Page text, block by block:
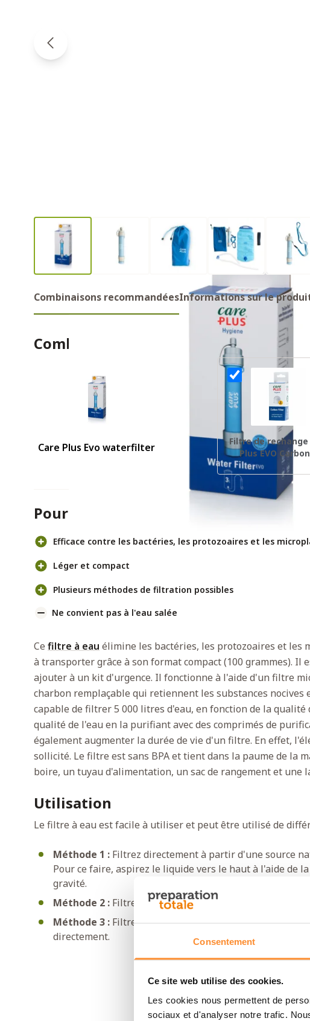
Consentement
Ce site web utilise des cookies.
Les cookies nous permettent de
sociaux et d'analyser notre trafic.
Combinaisons recommandéesInformations sur le
Combinaisons recommandes
Care Plus Evo waterfilter
Filtre de rechange
Plus EVO
pièces)
Pour et contre
Efficace contre les bactéries, les protozoaires et les
Léger et compact
Plusieurs méthodes de filtration possibles
Ne convient pas à l'eau salée
Ce filtre à eau élimine les bactéries, les protozoaires et les
à transporter grâce à son format compact (100 grammes). Il
ajouter à un kit d'urgence. Il fonctionne à l'aide d'un filtre
charbon remplaçable qui retiennent les substances nocives
capable de filtrer 5 000 litres d'eau, en fonction de la qualité
qualité de l'eau en la purifiant avec des comprimés de
également augmenter la durée de vie d'un filtre. En effet,
sollicité. Le filtre est sans BPA et tient dans la paume de la
boire, un tuyau d'alimentation, un sac de rangement et une
Utilisation
Le filtre à eau est facile à utiliser et peut être utilisé de
Méthode 1 : Filtrez directement à partir d'une source
Pour ce faire, aspirez le liquide vers le haut à l'aide de
gravité.
Méthode 2 : Filtrez l'eau à l'aide du sac à boire fourni.
Méthode 3 : Filtrez l'eau à l'aide d'une bouteille PET
directement.